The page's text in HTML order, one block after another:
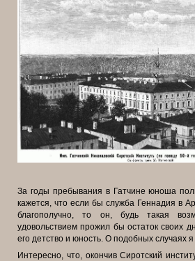
За годы пребывания в Гатчине юноша
кажется, что если бы служба Геннадия в
благополучно, то он, будь такая
удовольствием прожил бы остаток своих
его детство и юность. О подобных случаях
Интересно, что, окончив Сиротский